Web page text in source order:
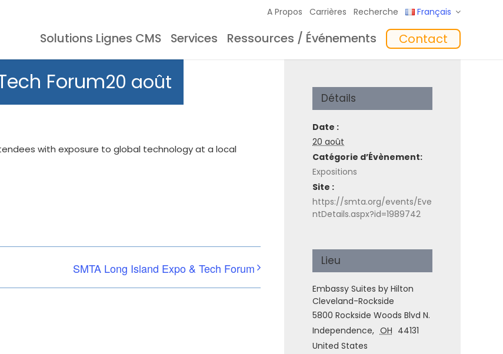
A Propos Carrières Recherche Français
Solutions Lignes CMS
Stockage CMS Chargeurs
Accessoires
Services
Documentation Formation
Ressources / Événements
Témoignages ‘In the Mix’ Insights
Contact
Forum20 août
with exposure to global technology at a local
SMTA Long Island Expo & Tech Forum
Détails
Date :
20 août
Catégorie d’Évènement:
Expositions
Site :
https://smta.org/events/Eve
ntDetails.aspx?id=1989742
Lieu
Embassy Suites by Hilton
Cleveland-Rockside
5800 Rockside Woods Blvd N.
Independence, OH 44131
United States